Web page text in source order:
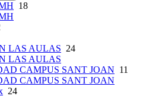
18
LAS AULAS 24
LAS AULAS
CAMPUS SANT JOAN 11
CAMPUS SANT JOAN
24